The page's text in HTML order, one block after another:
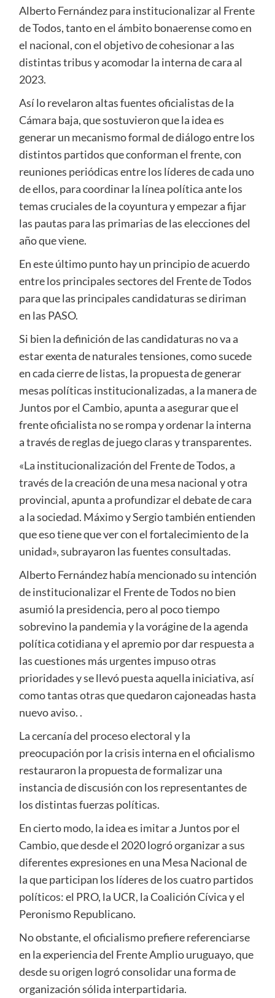
Alberto Fernández para institucionalizar al Frente
de Todos, tanto en el ámbito bonaerense como en
el nacional, con el objetivo de cohesionar a las
distintas tribus y acomodar la interna de cara al
2023.
Así lo revelaron altas fuentes oficialistas de la
Cámara baja, que sostuvieron que la idea es
generar un mecanismo formal de diálogo entre los
distintos partidos que conforman el frente, con
reuniones periódicas entre los líderes de cada uno
de ellos, para coordinar la línea política ante los
temas cruciales de la coyuntura y empezar a fijar
las pautas para las primarias de las elecciones del
año que viene.
En este último punto hay un principio de acuerdo
entre los principales sectores del Frente de Todos
para que las principales candidaturas se diriman
en las PASO.
Si bien la definición de las candidaturas no va a
estar exenta de naturales tensiones, como sucede
en cada cierre de listas, la propuesta de generar
mesas políticas institucionalizadas, a la manera de
Juntos por el Cambio, apunta a asegurar que el
frente oficialista no se rompa y ordenar la interna
a través de reglas de juego claras y transparentes.
«La institucionalización del Frente de Todos, a
través de la creación de una mesa nacional y otra
provincial, apunta a profundizar el debate de cara
a la sociedad. Máximo y Sergio también entienden
que eso tiene que ver con el fortalecimiento de la
unidad», subrayaron las fuentes consultadas.
Alberto Fernández había mencionado su intención
de institucionalizar el Frente de Todos no bien
asumió la presidencia, pero al poco tiempo
sobrevino la pandemia y la vorágine de la agenda
política cotidiana y el apremio por dar respuesta a
las cuestiones más urgentes impuso otras
prioridades y se llevó puesta aquella iniciativa, así
como tantas otras que quedaron cajoneadas hasta
nuevo aviso. .
La cercanía del proceso electoral y la
preocupación por la crisis interna en el oficialismo
restauraron la propuesta de formalizar una
instancia de discusión con los representantes de
los distintas fuerzas políticas.
En cierto modo, la idea es imitar a Juntos por el
Cambio, que desde el 2020 logró organizar a sus
diferentes expresiones en una Mesa Nacional de
la que participan los líderes de los cuatro partidos
políticos: el PRO, la UCR, la Coalición Cívica y el
Peronismo Republicano.
No obstante, el oficialismo prefiere referenciarse
en la experiencia del Frente Amplio uruguayo, que
desde su origen logró consolidar una forma de
organización sólida interpartidaria.